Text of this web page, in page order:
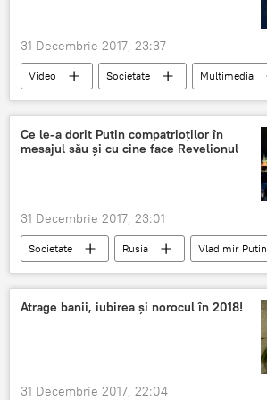
31 Decembrie 2017, 23:37
Video Societate
Multimedia
Paula Seling
piesa România
Ce le-a dorit Putin compatrioților în
mesajul său și cu cine face Revelionul
31 Decembrie 2017, 23:01
Societate Rusia
Vladimir Putin
serbare
mesaj
felicitare
Anul Nou
Atrage banii, iubirea şi norocul în 2018!
31 Decembrie 2017, 22:04